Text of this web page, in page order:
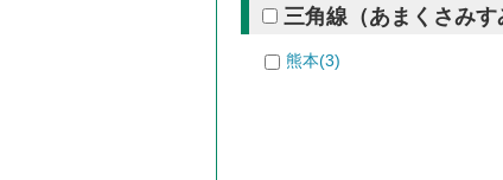
三角線（あまくさみす
熊本(3)